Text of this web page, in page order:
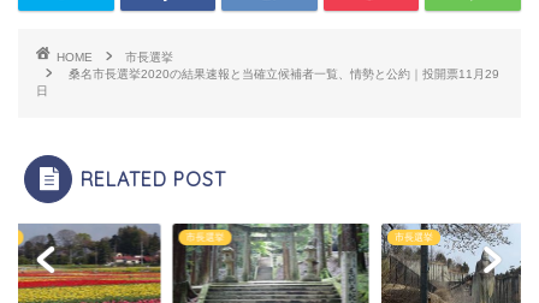
HOME
市長選挙
桑名市長選挙2020の結果速報と当確立候補者一覧、情勢と公約｜投開票11月29
日
RELATED POST
市長選挙 市長選挙